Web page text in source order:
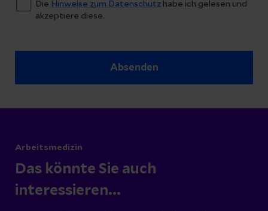
Die Hinweise zum Datenschutz habe ich gelesen und
akzeptiere diese.
Absenden
Arbeitsmedizin
Das könnte Sie auch
interessieren...